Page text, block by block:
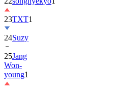
23TXT1
24Suzy
25Jang
Won-
young1